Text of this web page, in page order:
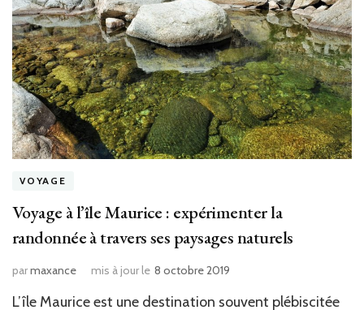
VOYAGE
Voyage à l’île Maurice : expérimenter la
randonnée à travers ses paysages naturels
parmaxance mis à jour le 8 octobre 2019
L’île Maurice est une destination souvent plébiscitée